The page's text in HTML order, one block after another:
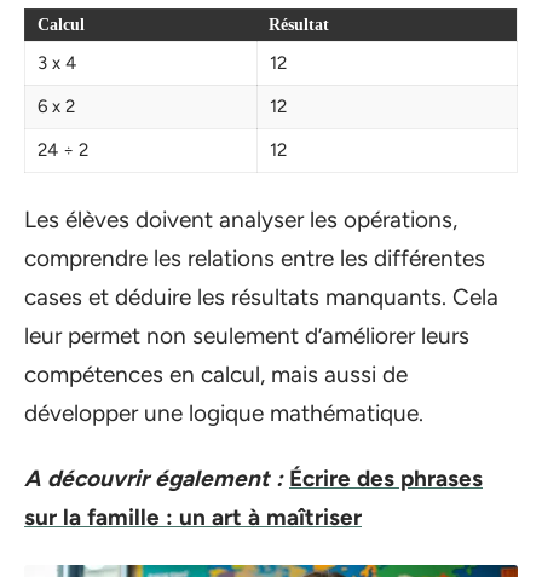
Calcul Résultat
3 x 4
12
6 x 2
12
24 ÷ 2
12
Les élèves doivent analyser les opérations,
comprendre les relations entre les différentes
cases et déduire les résultats manquants. Cela
leur permet non seulement d’améliorer leurs
compétences en calcul, mais aussi de
développer une logique mathématique.
A découvrir également : Écrire des phrases
sur la famille : un art à maîtriser